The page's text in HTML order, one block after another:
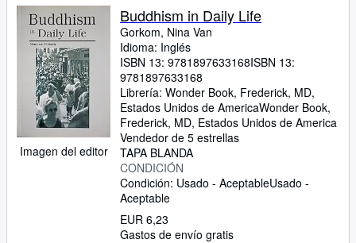
Colecciones
Libros antiguos
Arte y coleccionismo
Vendedores
Comenzar a vender
Ayuda
CERRAR
Imagen del editor
Buddhism in Daily Life
Gorkom, Nina Van
Idioma: Inglés
ISBN 13: 9781897633168ISBN 13:
9781897633168
Librería: Wonder Book, Frederick, MD,
Estados Unidos de AmericaWonder Book,
Frederick, MD, Estados Unidos de America
Vendedor de 5 estrellas
TAPA BLANDA
CONDICIÓN
Condición: Usado - AceptableUsado -
Aceptable
EUR 6,23
Gastos de envío gratis